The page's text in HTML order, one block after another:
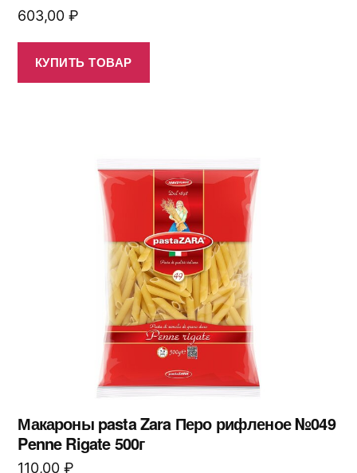
603,00 ₽
КУПИТЬ ТОВАР
Макароны pasta Zara Перо рифленое №049
Penne Rigate 500г
110,00 ₽